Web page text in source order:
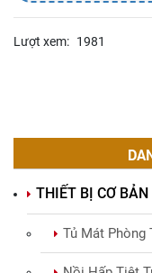
Lượt xem: 1981
THIẾT BỊ CƠ
Tủ Mát Phòng